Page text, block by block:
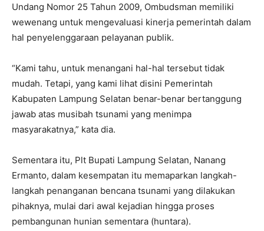
Undang Nomor 25 Tahun 2009, Ombudsman memiliki
wewenang untuk mengevaluasi kinerja pemerintah dalam
hal penyelenggaraan pelayanan publik.
“Kami tahu, untuk menangani hal-hal tersebut tidak
mudah. Tetapi, yang kami lihat disini Pemerintah
Kabupaten Lampung Selatan benar-benar bertanggung
jawab atas musibah tsunami yang menimpa
masyarakatnya,” kata dia.
Sementara itu, Plt Bupati Lampung Selatan, Nanang
Ermanto, dalam kesempatan itu memaparkan langkah-
langkah penanganan bencana tsunami yang dilakukan
pihaknya, mulai dari awal kejadian hingga proses
pembangunan hunian sementara (huntara).